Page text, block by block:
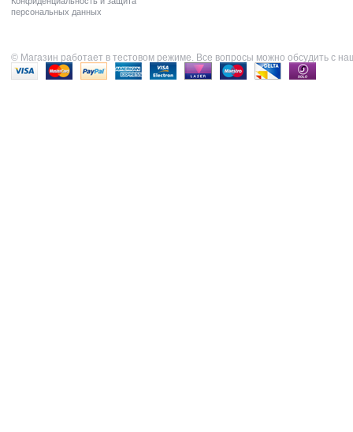
персональных данных
© Магазин работает в тестовом режиме. Все вопросы можно обсудить с